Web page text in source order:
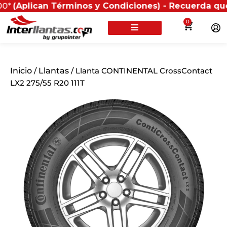
Términos y Condiciones) - Recuerda que si
0
Inicio / Llantas / Llanta CONTINENTAL CrossContact
LX2 275/55 R20 111T